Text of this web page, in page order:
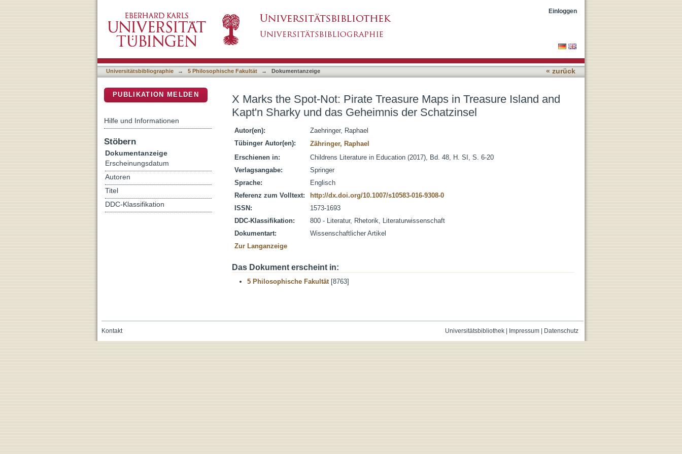
Geheimnis der Schatzinsel
Einloggen
Universitätsbibliographie → 5 Philosophische Fakultät → Dokumentanzeige « zurück
X Marks the Spot-Not: Pirate Treasure Maps in Treasure Island and
Kapt'n Sharky und das Geheimnis der Schatzinsel
Autor(en):
Zaehringer, Raphael
Tübinger Autor(en):
Zähringer, Raphael
Erschienen in:
Childrens Literature in Education (2017), Bd. 48, H. SI, S. 6-20
Verlagsangabe:
Springer
Sprache:
Englisch
Referenz zum Volltext:
http://dx.doi.org/10.1007/s10583-016-9308-0
ISSN:
1573-1693
DDC-Klassifikation:
800 - Literatur, Rhetorik, Literaturwissenschaft
Dokumentart:
Wissenschaftlicher Artikel
Zur Langanzeige
Das Dokument erscheint in:
5 Philosophische Fakultät[8763]
PUBLIKATION MELDEN
Hilfe und Informationen
Stöbern
Dokumentanzeige
Erscheinungsdatum
Autoren
Titel
DDC-Klassifikation
Universitätsbibliothek| Impressum| Datenschutz
Kontakt